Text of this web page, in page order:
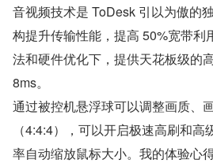
音视频技术是 ToDesk 引以为傲的
构提升传输性能，提高 50%宽带利
法和硬件优化下，提供天花板级的
8ms。
通过被控机悬浮球可以调整画质、
（4:4:4），可以开启极速高刷和
率自动缩放鼠标大小。我的体验心